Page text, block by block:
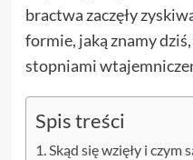
bractwa zaczęły
formie, jaką znamy
stopniami
Spis treści
Skąd się wzięły i czym